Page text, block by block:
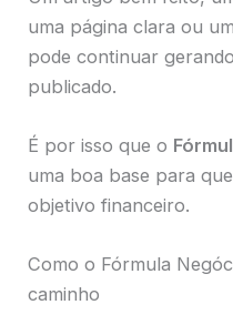
uma página clara ou
pode continuar
publicado.
É por isso que o
uma boa base para
objetivo financeiro.
Como o Fórmula
caminho